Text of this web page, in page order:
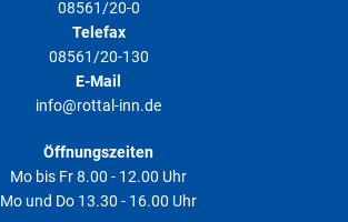
08561/20-0
Telefax
08561/20-130
E-Mail
info@rottal-inn.de
Öffnungszeiten
Mo bis Fr 8.00 - 12.00 Uhr
Mo und Do 13.30 - 16.00 Uhr